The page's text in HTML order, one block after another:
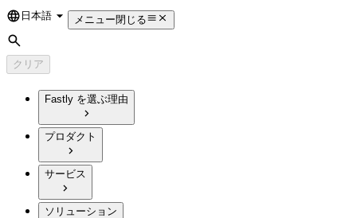
Language
日本語 メニュー閉じる
検索
クリア
Fastly を選ぶ理由
プロダクト
サービス
ソリューション